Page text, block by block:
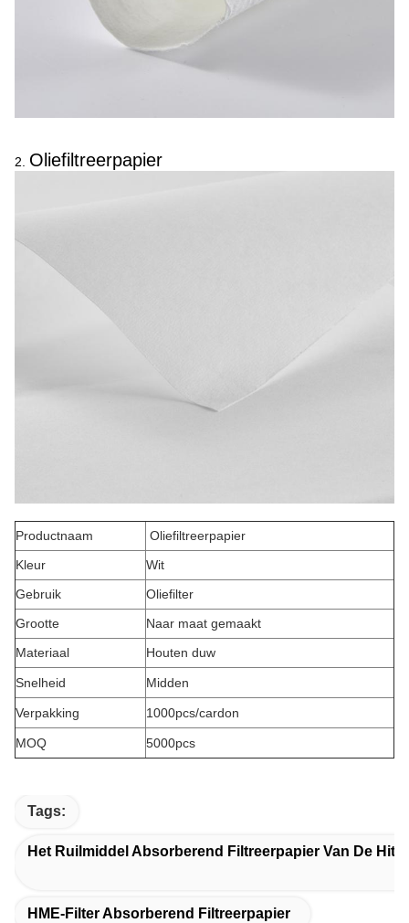
2. Oliefiltreerpapier
Productnaam
Oliefiltreerpapier
Kleur
Wit
Gebruik
Oliefilter
Grootte
Naar maat gemaakt
Materiaal
Houten duw
Snelheid Midden
Verpakking 1000pcs/cardon
MOQ 5000pcs
Tags:
Het Ruilmiddel Absorberend Filtreerpapier Van De
HME-Filter Absorberend Filtreerpapier